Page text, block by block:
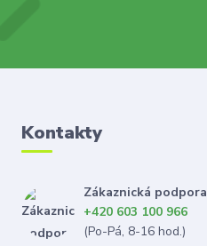
Kontakty
Zákaznická podpora
+420 603 100 966
(Po-Pá, 8-16 hod.)